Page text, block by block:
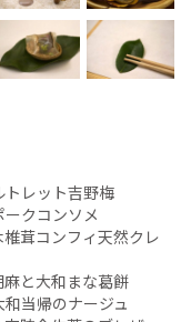
レット吉野梅
クコンソメ
茸コンフィ天然クレ
と大和まな葛餅
当帰のナージュ